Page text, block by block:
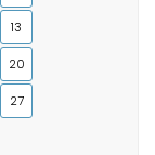
13
20
27